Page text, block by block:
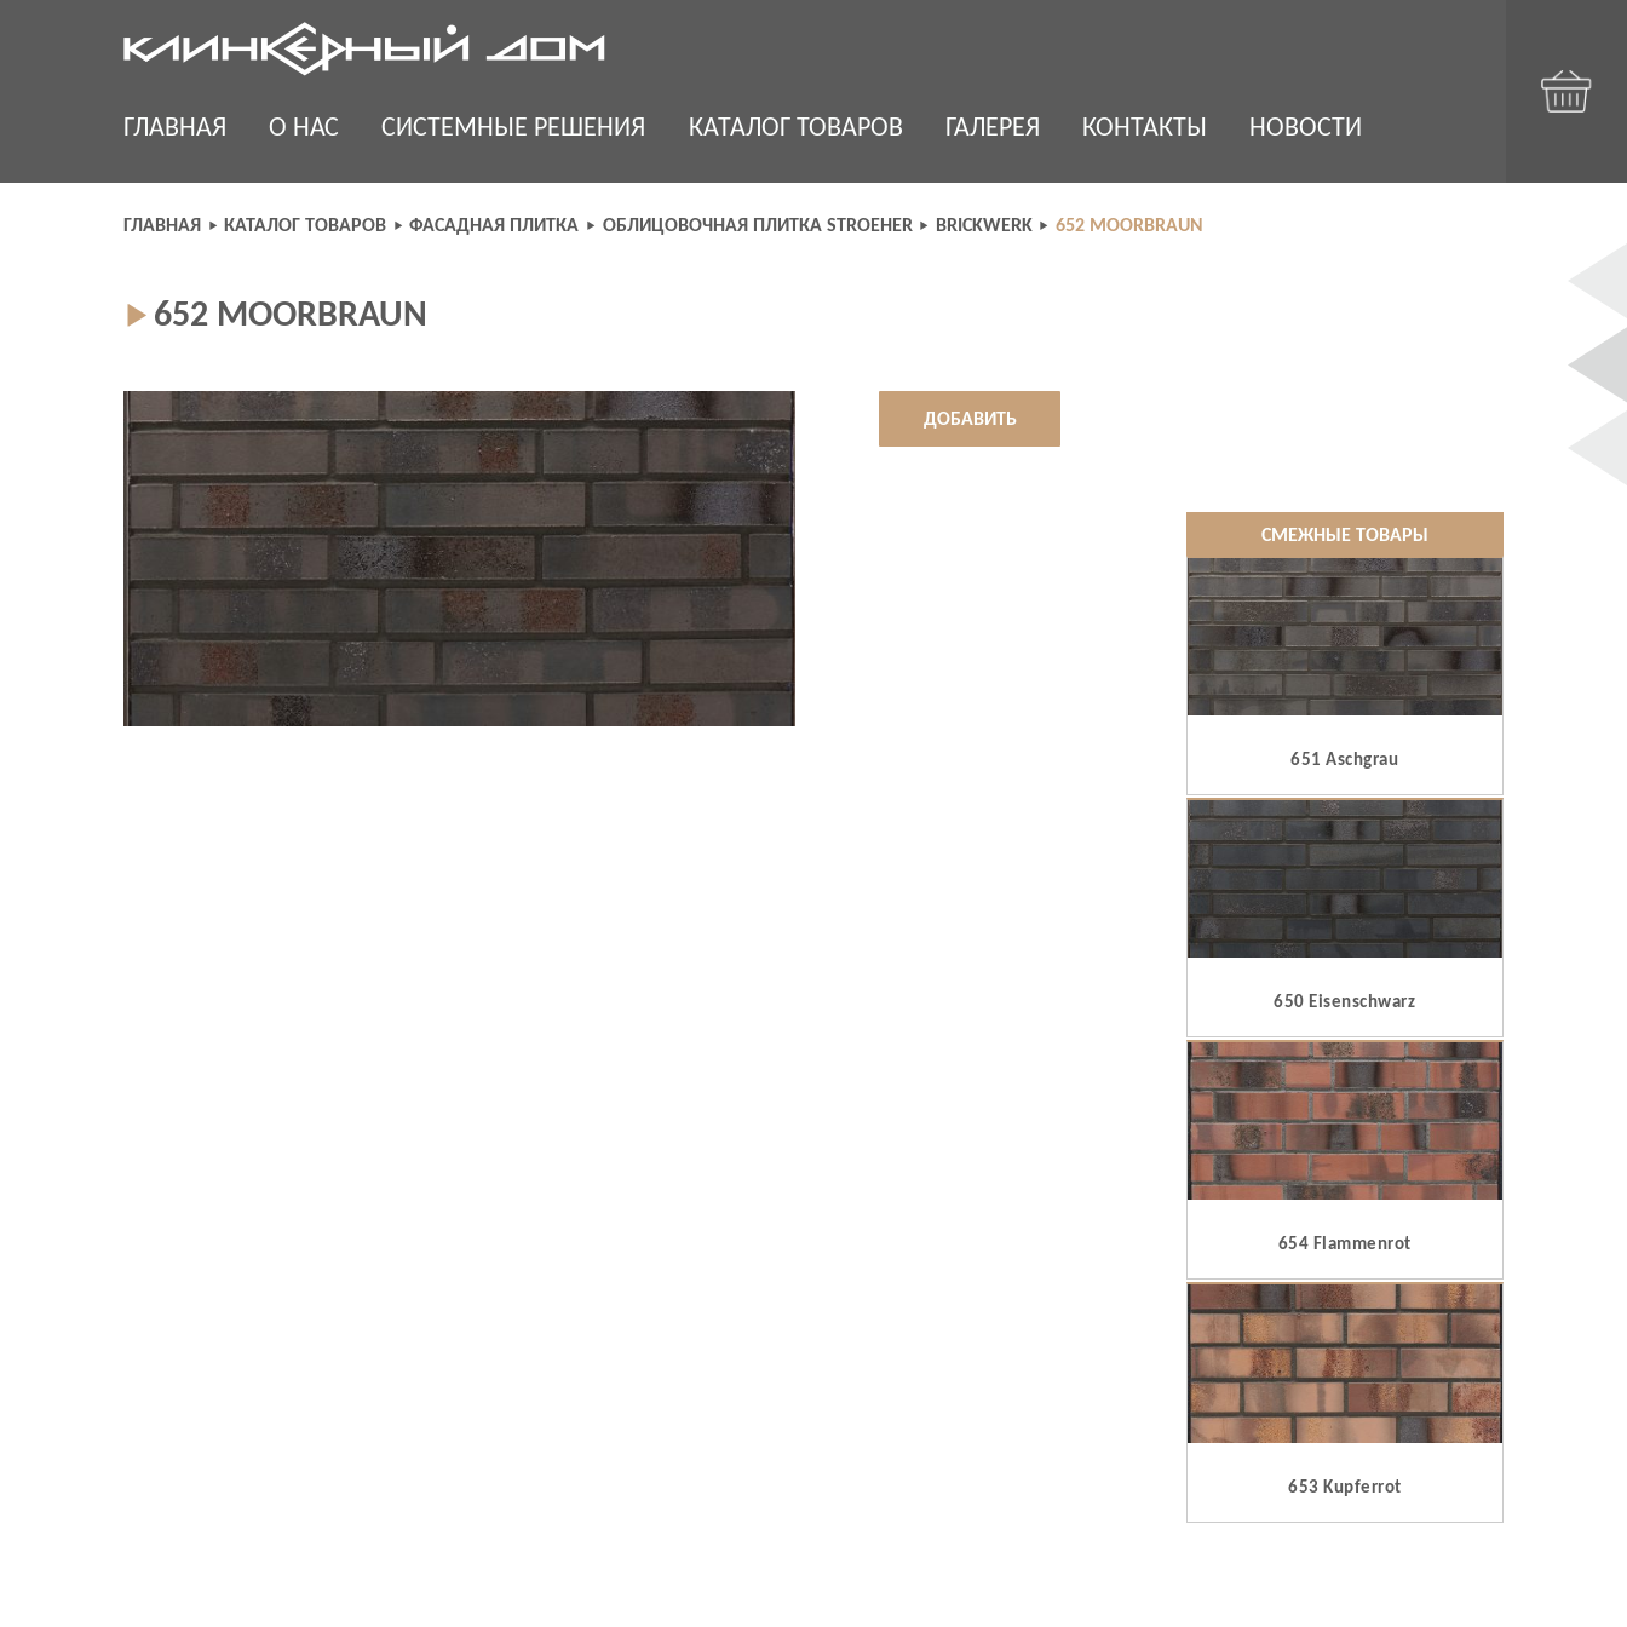
ГЛАВНАЯ О НАС СИСТЕМНЫЕ РЕШЕНИЯ КАТАЛОГ ТОВАРОВ ГАЛЕРЕЯ КОНТАКТЫ НОВОСТИ
ГЛАВНАЯ КАТАЛОГ ТОВАРОВ ФАСАДНАЯ ПЛИТКА ОБЛИЦОВОЧНАЯ ПЛИТКА STROEHER BRICKWERK 652 MOORBRAUN
652 MOORBRAUN
ДОБАВИТЬ
СМЕЖНЫЕ ТОВАРЫ
651 Aschgrau
650 Eisenschwarz
654 Flammenrot
653 Kupferrot